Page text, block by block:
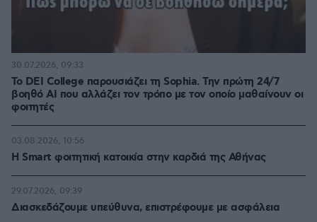
Το DEI College παρουσιάζει τη Sophia. Την πρώτη 24/7
βοηθό AI που αλλάζει τον τρόπο με τον οποίο μαθαίνουν οι
φοιτητές
30.07.2026, 09:33
Η Smart φοιτητική κατοικία στην καρδιά της Αθήνας
03.08.2026, 10:56
Διασκεδάζουμε υπεύθυνα, επιστρέφουμε με ασφάλεια
29.07.2026, 09:39